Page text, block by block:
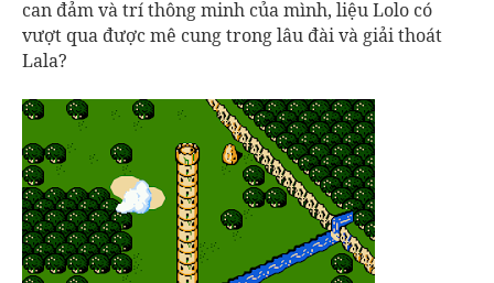
can đảm và trí thông minh của mình, liệu Lolo có
vượt qua được mê cung trong lâu đài và giải thoát
Lala?